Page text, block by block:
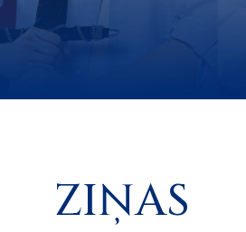
ZIŅAS